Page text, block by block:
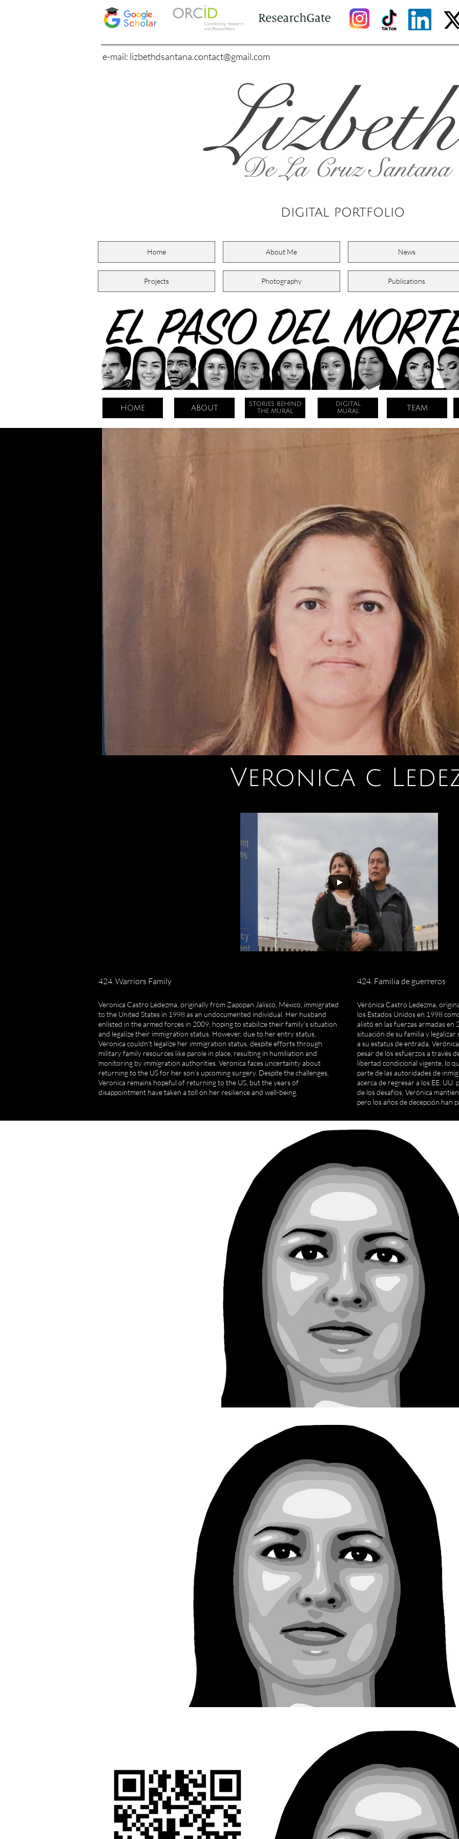
DIGITAL PORTFOLIO​​​
Home About Me News
Projects Photography Publications
e-mail: lizbethdsantana.contact@gmail.com
HOME ABOUT
STORIES BEHIND
THE MURAL
DIGITAL
MURAL
TEAM
Veronica c
424. Warriors Family
Veronica Castro Ledezma, originally from Zapopan Jalisco, Mexico, immigrated
to the United States in 1998 as an undocumented individual. Her husband
enlisted in the armed forces in 2009, hoping to stabilize their family’s situation
and legalize their immigration status. However, due to her entry status,
Veronica couldn’t legalize her immigration status, despite efforts through
military family resources like parole in place, resulting in humiliation and
monitoring by immigration authorities. Veronica faces uncertainty about
returning to the US for her son’s upcoming surgery. Despite the challenges,
Veronica remains hopeful of returning to the US, but the years of
disappointment have taken a toll on her resilience and well-being.
424. Familia de guerreros
Verónica Castro Ledezma,
los Estados Unidos en 1998
alistó en las fuerzas armadas en
situación de su familia y
a su estatus de entrada,
pesar de los esfuerzos a través
libertad condicional vigente, lo
parte de las autoridades de
acerca de regresar a los EE. UU.
de los desafíos, Verónica
pero los años de decepción han